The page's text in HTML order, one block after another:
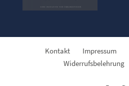
Kontakt Impressum
Widerrufsbelehrung